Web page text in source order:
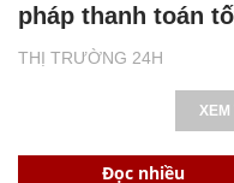
THỊ TRƯỜNG 24H
pháp thanh toán
Đọc nhiều